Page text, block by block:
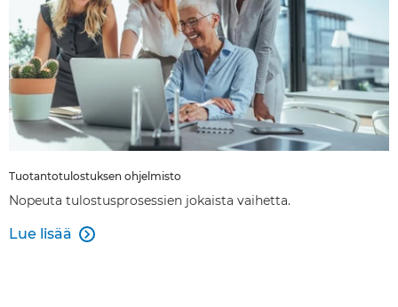
Tuotantotulostuksen ohjelmisto
Nopeuta tulostusprosessien jokaista vaihetta.
Lue lisää 